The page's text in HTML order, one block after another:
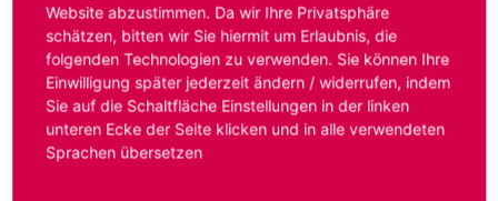
Anmelden
Benutzername oder E-Mail-Adresse*
Website abzustimmen. Da wir Ihre Privatsphäre
schätzen, bitten wir Sie hiermit um Erlaubnis, die
folgenden Technologien zu verwenden. Sie können Ihre
Einwilligung später jederzeit ändern / widerrufen, indem
Sie auf die Schaltfläche Einstellungen in der linken
unteren Ecke der Seite klicken und in alle verwendeten
Sprachen übersetzen